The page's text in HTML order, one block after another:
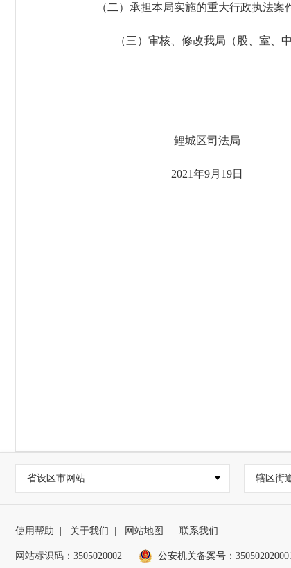
（二）承担本局实施的重大行政执法案
（三）审核、修改我局（股、室、
鲤城区司法局
2021年9月19日
省设区市网站 辖区街
使用帮助 | 关于我们 | 网站地图 | 联系我们
网站标识码：3505020002 公安机关备案号：